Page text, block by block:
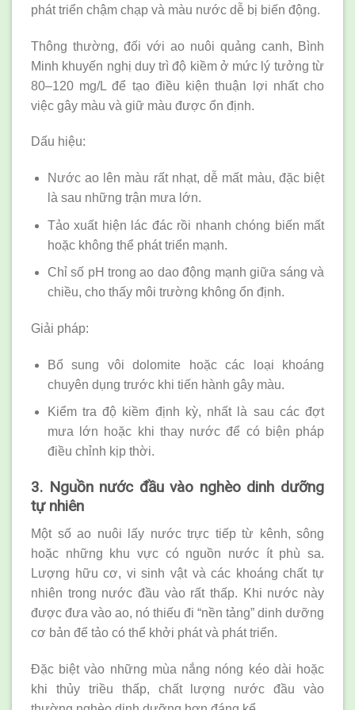
phát triển chậm chạp và màu nước dễ bị biến động.
Thông thường, đối với ao nuôi quảng canh, Bình
Minh khuyến nghị duy trì độ kiềm ở mức lý tưởng từ
80–120 mg/L để tạo điều kiện thuận lợi nhất cho
việc gây màu và giữ màu được ổn định.
Dấu hiệu:
Nước ao lên màu rất nhạt, dễ mất màu, đặc biệt
là sau những trận mưa lớn.
Tảo xuất hiện lác đác rồi nhanh chóng biến mất
hoặc không thể phát triển mạnh.
Chỉ số pH trong ao dao động mạnh giữa sáng và
chiều, cho thấy môi trường không ổn định.
Giải pháp:
Bổ sung vôi dolomite hoặc các loại khoáng
chuyên dụng trước khi tiến hành gây màu.
Kiểm tra độ kiềm định kỳ, nhất là sau các đợt
mưa lớn hoặc khi thay nước để có biện pháp
điều chỉnh kịp thời.
3. Nguồn nước đầu vào nghèo dinh dưỡng
tự nhiên
Một số ao nuôi lấy nước trực tiếp từ kênh, sông
hoặc những khu vực có nguồn nước ít phù sa.
Lượng hữu cơ, vi sinh vật và các khoáng chất tự
nhiên trong nước đầu vào rất thấp. Khi nước này
được đưa vào ao, nó thiếu đi “nền tảng” dinh dưỡng
cơ bản để tảo có thể khởi phát và phát triển.
Đặc biệt vào những mùa nắng nóng kéo dài hoặc
khi thủy triều thấp, chất lượng nước đầu vào